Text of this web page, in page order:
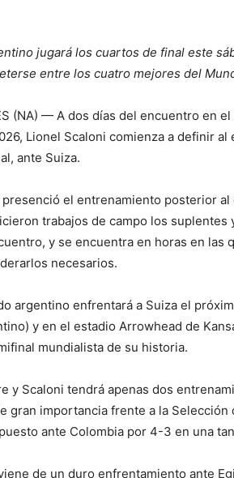
jugará los cuartos de final este
entre los cuatro mejores del
(NA) — A dos días del encuentro en
Lionel Scaloni comienza a definir
ante Suiza.
el entrenamiento posterior
trabajos de campo los
y se encuentra en horas en las
necesarios.
argentino enfrentará a Suiza el
y en el estadio Arrowhead de
mundialista de su historia.
y Scaloni tendrá apenas dos
gran importancia frente a la
ante Colombia por 4-3 en una
de un duro enfrentamiento ante